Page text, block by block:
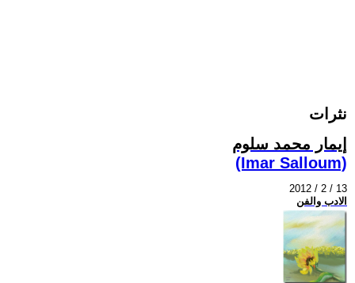
نثرات
إيمار محمد سلوم
(Imar Salloum)
2012 / 2 / 13
الادب والفن